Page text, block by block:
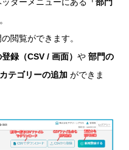
閲覧ができます。
録（CSV / 画面） や 部門の
テゴリーの追加 ができま